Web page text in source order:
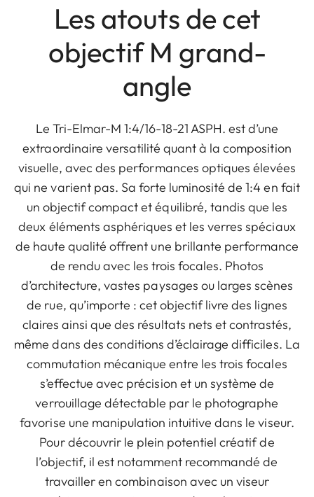
Les atouts de cet
objectif M grand-
angle
Le Tri-Elmar-M 1:4/16-18-21 ASPH. est d’une
extraordinaire versatilité quant à la composition
visuelle, avec des performances optiques élevées
qui ne varient pas. Sa forte luminosité de 1:4 en fait
un objectif compact et équilibré, tandis que les
deux éléments asphériques et les verres spéciaux
de haute qualité offrent une brillante performance
de rendu avec les trois focales. Photos
d’architecture, vastes paysages ou larges scènes
de rue, qu’importe : cet objectif livre des lignes
claires ainsi que des résultats nets et contrastés,
même dans des conditions d’éclairage difficiles. La
commutation mécanique entre les trois focales
s’effectue avec précision et un système de
verrouillage détectable par le photographe
favorise une manipulation intuitive dans le viseur.
Pour découvrir le plein potentiel créatif de
l’objectif, il est notamment recommandé de
travailler en combinaison avec un viseur